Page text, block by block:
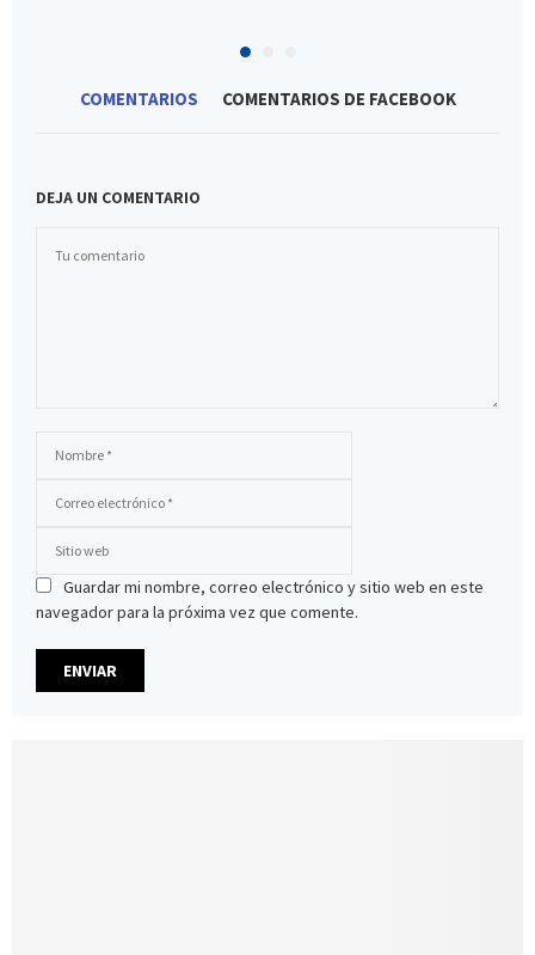
COMENTARIOS COMENTARIOS DE FACEBOOK
DEJA UN COMENTARIO
Guardar mi nombre, correo electrónico y sitio web en este
navegador para la próxima vez que comente.